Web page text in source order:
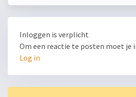
Inloggen is verplicht
Om een reactie te posten moet je
Log in